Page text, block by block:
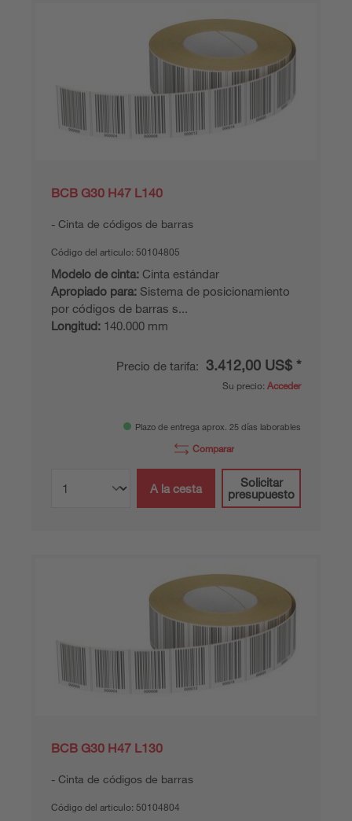
BCB G30 H47 L140
Cinta de códigos de barras
Código del articulo: 50104805
Modelo de cinta: Cinta estándar
Apropiado para: Sistema de posicionamiento
por códigos de barras s...
Longitud: 140.000 mm
Precio de tarifa: 3.412,00 US$ *
Su precio: Acceder
Plazo de entrega aprox. 25 días laborables
Comparar
A la cesta
Solicitar
presupuesto
BCB G30 H47 L130
Cinta de códigos de barras
Código del articulo: 50104804